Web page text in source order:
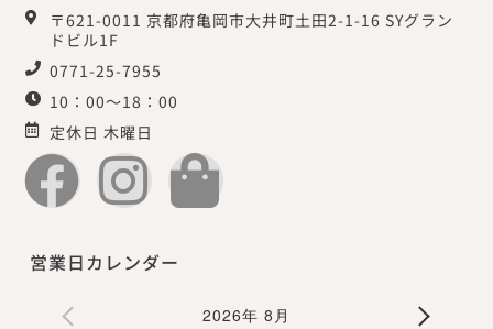
〒621-0011 京都府亀岡市大井町土田2-1-16 SYグラン
ドビル1F
0771-25-7955
10：00～18：00
定休日 木曜日
営業日カレンダー
2026年 8月